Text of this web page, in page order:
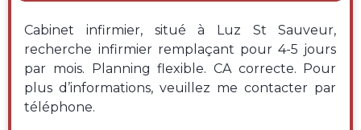
Cabinet infirmier, situé à Luz St Sauveur,
recherche infirmier remplaçant pour 4-5 jours
par mois. Planning flexible. CA correcte. Pour
plus d’informations, veuillez me contacter par
téléphone.